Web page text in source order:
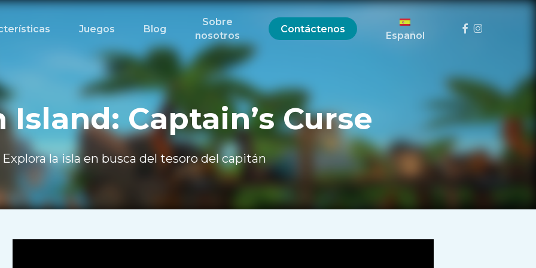
Juegos Blog
Sobre
nosotros
Contáctenos
Español
Facebook
Instagram
Island: Captain’s Curse
Explora la isla en busca del tesoro del capitán
Menú